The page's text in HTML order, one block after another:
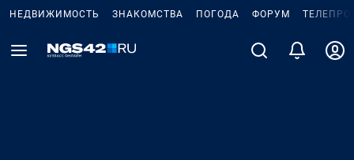
НЕДВИЖИМОСТЬ ЗНАКОМСТВА ПОГОДА ФОРУМ